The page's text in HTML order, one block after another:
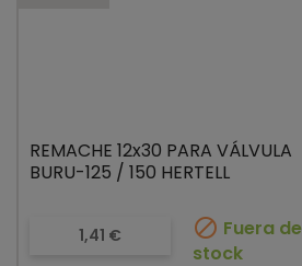
REMACHE 12x30 PARA VÁLVULA
BURU-125 / 150 HERTELL
Precio
1,41 €  Fuera de
stock